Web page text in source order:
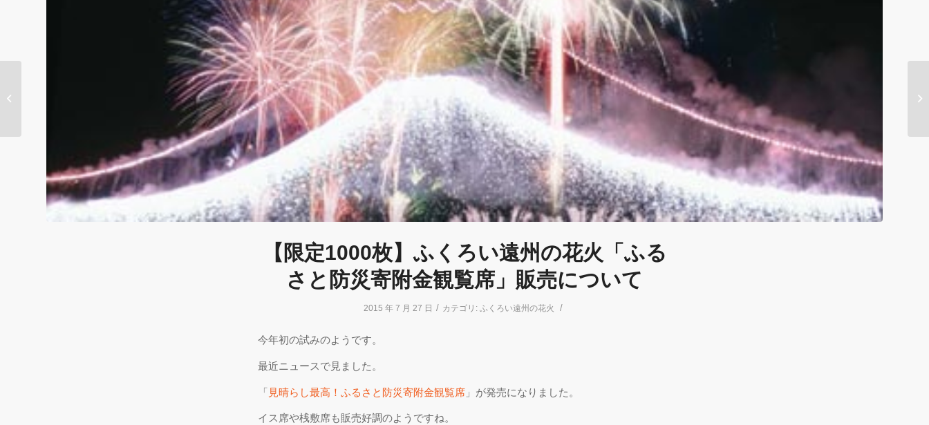
【限定1000枚】ふくろい遠州の花火「ふる
さと防災寄附金観覧席」販売について
2015 年 7 月 27 日 / カテゴリ: ふくろい遠州の花火 /
今年初の試みのようです。
最近ニュースで見ました。
「 見晴らし最高！ふるさと防災寄附金観覧席 」が発売になりました。
イス席や桟敷席も販売好調のようですね。